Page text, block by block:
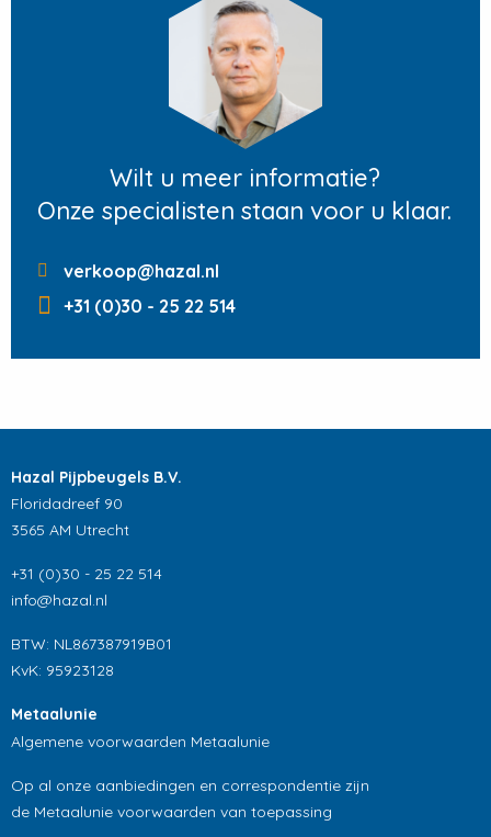
Wilt u meer informatie?
Onze specialisten staan voor u klaar.
verkoop@hazal.nl
+31 (0)30 - 25 22 514
Hazal Pijpbeugels B.V.
Floridadreef 90
3565 AM Utrecht
+31 (0)30 - 25 22 514
info@hazal.nl
BTW: NL867387919B01
KvK: 95923128
Metaalunie
Algemene voorwaarden Metaalunie
Op al onze aanbiedingen en correspondentie zijn
de Metaalunie voorwaarden van toepassing